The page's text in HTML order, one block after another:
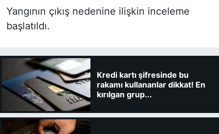
Yangının çıkış nedenine ilişkin inceleme
başlatıldı.
Kredi kartı şifresinde bu
rakamı kullananlar dikkat! En
kırılgan grup...